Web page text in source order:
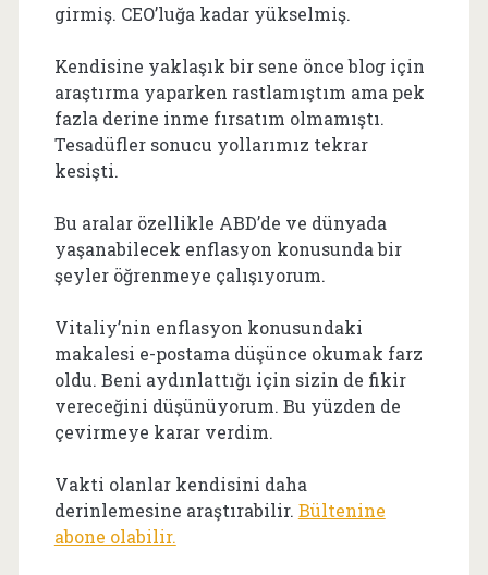
girmiş. CEO’luğa kadar yükselmiş.
Kendisine yaklaşık bir sene önce blog için
araştırma yaparken rastlamıştım ama pek
fazla derine inme fırsatım olmamıştı.
Tesadüfler sonucu yollarımız tekrar
kesişti.
Bu aralar özellikle ABD’de ve dünyada
yaşanabilecek enflasyon konusunda bir
şeyler öğrenmeye çalışıyorum.
Vitaliy’nin enflasyon konusundaki
makalesi e-postama düşünce okumak farz
oldu. Beni aydınlattığı için sizin de fikir
vereceğini düşünüyorum. Bu yüzden de
çevirmeye karar verdim.
Vakti olanlar kendisini daha
derinlemesine araştırabilir. Bültenine
abone olabilir.